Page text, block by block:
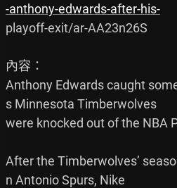
-anthony-edwards-after-his-
playoff-exit/ar-AA23n26S
內容：
Anthony Edwards caught
s Minnesota Timberwolves
were knocked out of the NBA
After the Timberwolves’
n Antonio Spurs, Nike